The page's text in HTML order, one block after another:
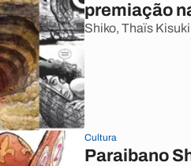
premiação
Shiko, Thaïs
Cultura
Paraibano